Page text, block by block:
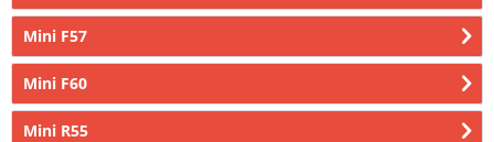
Mini F57
Mini F60
Mini R55